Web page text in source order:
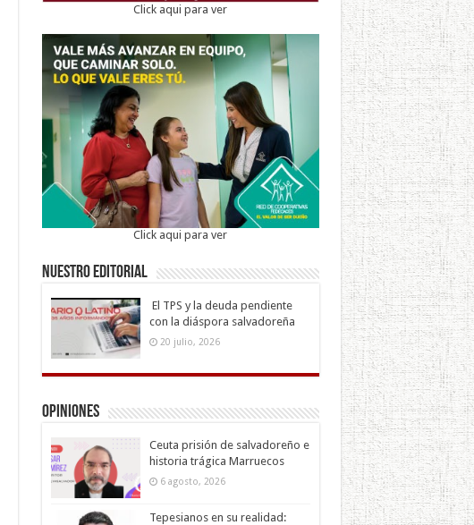
Click aqui para ver
Click aqui para ver
Nuestro Editorial
El TPS y la deuda pendiente
con la diáspora salvadoreña
20 julio, 2026
Opiniones
Ceuta prisión de salvadoreño e
historia trágica Marruecos
6 agosto, 2026
Tepesianos en su realidad: